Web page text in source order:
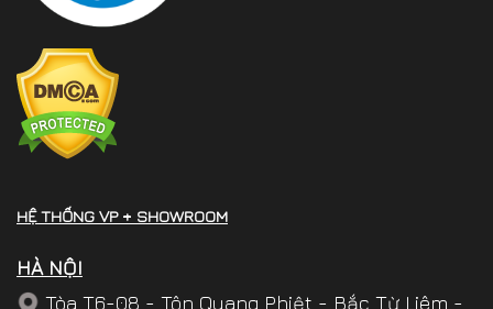
HỆ THỐNG VP + SHOWROOM
HÀ NỘI
Tòa T6-08 - Tôn Quang Phiệt - Bắc Từ Liêm -